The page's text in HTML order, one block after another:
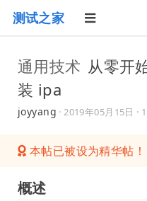
测试之家
通用技术 从零开
装 ipa
joyyang ·2019年05月15日 ·
本帖已被设为精华帖！
概述